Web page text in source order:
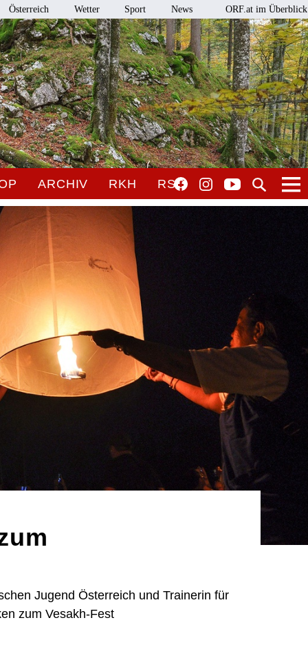
Österreich Wetter Sport News ORF.at im Überblick
ARCHIV RKH RSO
Jugend Österreich und Trainerin für
zum Vesakh-Fest